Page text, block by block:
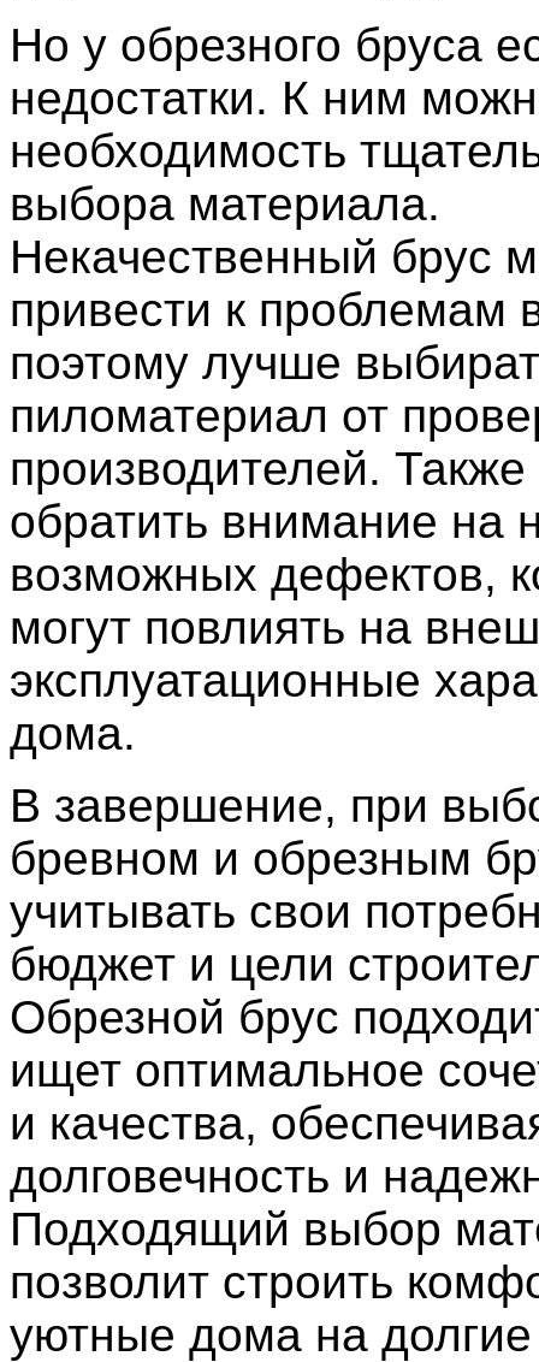
Но у обрезного бруса
недостатки. К ним
необходимость
выбора материала.
Некачественный брус
привести к проблемам
поэтому лучше
пиломатериал от
производителей. Также
обратить внимание на
возможных дефектов,
могут повлиять на
эксплуатационные
дома.
В завершение, при
бревном и обрезным
учитывать свои
бюджет и цели
Обрезной брус
ищет оптимальное
и качества,
долговечность и
Подходящий выбор
позволит строить
уютные дома на